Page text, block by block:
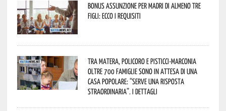
Bonus assunzione per madri di almeno tre
figli: ecco i requisiti
Tra Matera, Policoro e Pisticci-Marconia
oltre 700 famiglie sono in attesa di una
casa popolare: “serve una risposta
straordinaria”. I dettagli